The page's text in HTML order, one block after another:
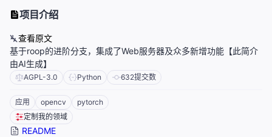
项目介绍
查看原文
基于roop的进阶分支，集成了Web服务器及众多新增功能【此简介
由AI生成】
AGPL-3.0 Python 632提交数
应用 opencv
pytorch
定制我的领域
README